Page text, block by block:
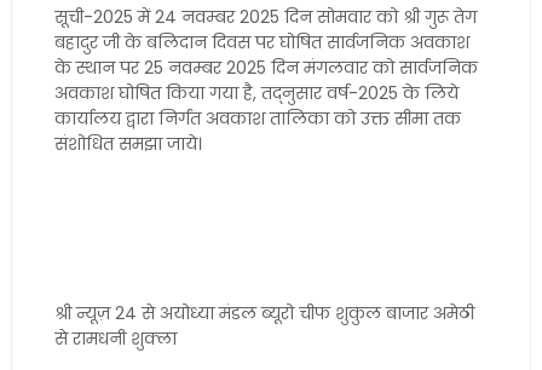
सूची-2025 में 24 नवम्बर 2025 दिन सोमवार को श्री गुरू तेग
बहादुर जी के बलिदान दिवस पर घोषित सार्वजनिक अवकाश
के स्थान पर 25 नवम्बर 2025 दिन मंगलवार को सार्वजनिक
अवकाश घोषित किया गया है, तद्नुसार वर्ष-2025 के लिये
कार्यालय द्वारा निर्गत अवकाश तालिका को उक्त सीमा तक
संशोधित समझा जाये।
श्री न्यूज़ 24 से अयोध्या मंडल ब्यूरो चीफ शुकुल बाजार अमेठी
से रामधनी शुक्ला